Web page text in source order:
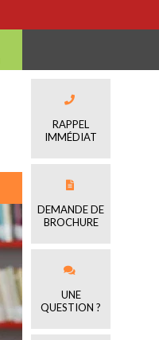
RAPPEL
IMMÉDIAT
DEMANDE DE
BROCHURE
UNE
QUESTION ?